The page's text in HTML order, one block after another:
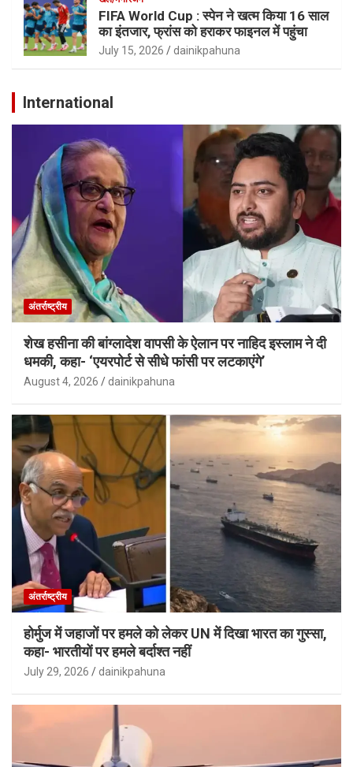
FIFA World Cup : स्पेन ने खत्म किया 16 साल
का इंतजार, फ्रांस को हराकर फाइनल में पहुंचा
July 15, 2026 dainikpahuna
International
अंतर्राष्ट्रीय
शेख हसीना की बांग्लादेश वापसी के ऐलान पर नाहिद इस्लाम ने दी
धमकी, कहा- ‘एयरपोर्ट से सीधे फांसी पर लटकाएंगे’
August 4, 2026 dainikpahuna
अंतर्राष्ट्रीय
होर्मुज में जहाजों पर हमले को लेकर UN में दिखा भारत का गुस्सा,
कहा- भारतीयों पर हमले बर्दाश्त नहीं
July 29, 2026 dainikpahuna